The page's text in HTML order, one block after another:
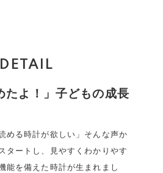
DETAIL
たよ！」子どもの成長
める時計が欲しい」そんな声か
タートし、見やすくわかりやす
能を備えた時計が生まれまし